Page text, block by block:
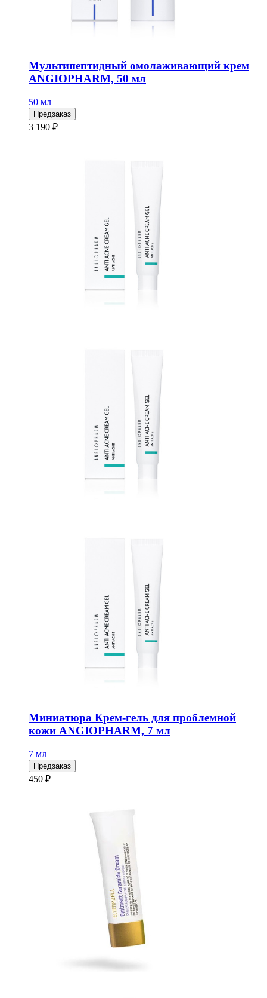
Мультипептидный омолаживающий крем
ANGIOPHARM, 50 мл
50 мл
Предзаказ
3 190 ₽
Миниатюра Крем-гель для проблемной
кожи ANGIOPHARM, 7 мл
7 мл
Предзаказ
450 ₽